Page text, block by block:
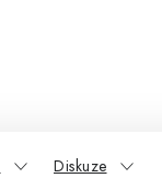
Diskuze